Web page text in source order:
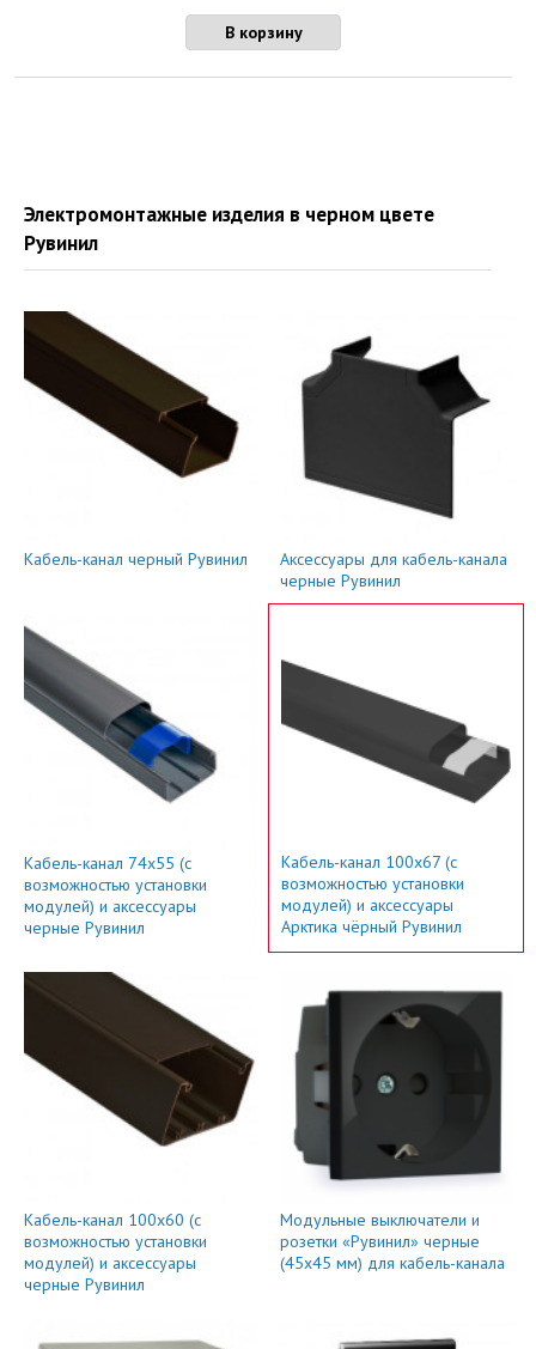
В корзину
Электромонтажные изделия в черном цвете
Рувинил
Кабель-канал черный Рувинил
Аксессуары для кабель-канала
черные Рувинил
Кабель-канал 74x55 (с
возможностью установки
модулей) и аксессуары
черные Рувинил
Кабель-канал 100x67 (с
возможностью установки
модулей) и аксессуары
Арктика чёрный Рувинил
Кабель-канал 100x60 (с
возможностью установки
модулей) и аксессуары
черные Рувинил
Модульные выключатели и
розетки «Рувинил» черные
(45х45 мм) для кабель-канала